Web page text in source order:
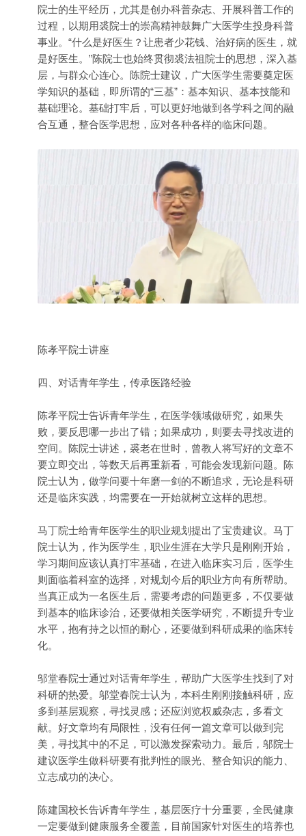
院士的生平经历，尤其是创办科普杂志、开展科普工作的
过程，以期用裘院士的崇高精神鼓舞广大医学生投身科普
事业。“什么是好医生？让患者少花钱、治好病的医生，就
是好医生。”陈院士也始终贯彻裘法祖院士的思想，深入基
层，与群众心连心。陈院士建议，广大医学生需要奠定医
学知识的基础，即所谓的“三基”：基本知识、基本技能和
基础理论。基础打牢后，可以更好地做到各学科之间的融
合互通，整合医学思想，应对各种各样的临床问题。
陈孝平院士讲座
四、对话青年学生，传承医路经验
陈孝平院士告诉青年学生，在医学领域做研究，如果失
败，要反思哪一步出了错；如果成功，则要去寻找改进的
空间。陈院士讲述，裘老在世时，曾教人将写好的文章不
要立即交出，等数天后再重新看，可能会发现新问题。陈
院士认为，做学问要十年磨一剑的不断追求，无论是科研
还是临床实践，均需要在一开始就树立这样的思想。
马丁院士给青年医学生的职业规划提出了宝贵建议。马丁
院士认为，作为医学生，职业生涯在大学只是刚刚开始，
学习期间应该认真打牢基础，在进入临床实习后，医学生
则面临着科室的选择，对规划今后的职业方向有所帮助。
当真正成为一名医生后，需要考虑的问题更多，不仅要做
到基本的临床诊治，还要做相关医学研究，不断提升专业
水平，抱有持之以恒的耐心，还要做到科研成果的临床转
化。
邬堂春院士通过对话青年学生，帮助广大医学生找到了对
科研的热爱。邬堂春院士认为，本科生刚刚接触科研，应
多到基层观察，寻找灵感；还应浏览权威杂志，多看文
献。好文章均有局限性，没有任何一篇文章可以做到完
美，寻找其中的不足，可以激发探索动力。最后，邬院士
建议医学生做科研要有批判性的眼光、整合知识的能力、
立志成功的决心。
陈建国校长告诉青年学生，基层医疗十分重要，全民健康
一定要做到健康服务全覆盖，目前国家针对医生的培养也